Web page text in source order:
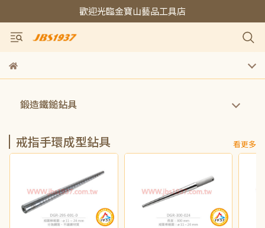
歡迎光臨金寶山藝品工具店
鍛造鐵鎚鉆具
戒指手環成型鉆具 看更多